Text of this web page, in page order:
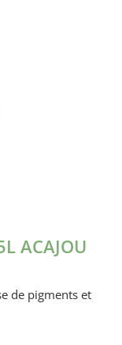
ACAJOU
de pigments et